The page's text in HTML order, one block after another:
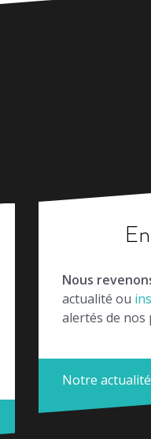
Nous
actualité ou
alertés de nos
Notre